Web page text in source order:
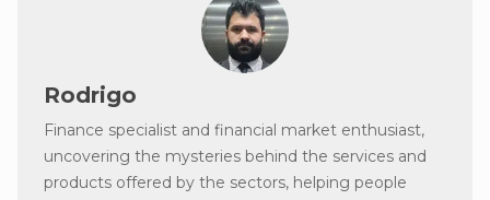
Rodrigo
Finance specialist and financial market enthusiast,
uncovering the mysteries behind the services and
products offered by the sectors, helping people